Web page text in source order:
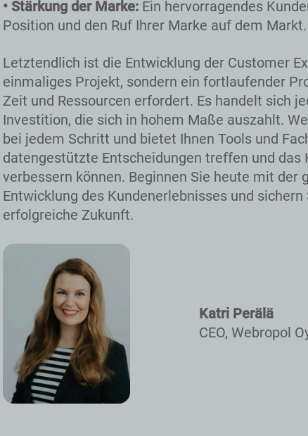
• Stärkung der Marke: Ein hervorragendes
Position und den Ruf Ihrer Marke auf dem Markt.
Letztendlich ist die Entwicklung der Customer
einmaliges Projekt, sondern ein fortlaufender
Zeit und Ressourcen erfordert. Es handelt sich
Investition, die sich in hohem Maße auszahlt.
bei jedem Schritt und bietet Ihnen Tools und
datengestützte Entscheidungen treffen und das
verbessern können. Beginnen Sie heute mit der
Entwicklung des Kundenerlebnisses und sichern
erfolgreiche Zukunft.
Katri Perälä
CEO, Webropol